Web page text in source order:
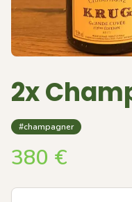
2x
#champagner
380 €